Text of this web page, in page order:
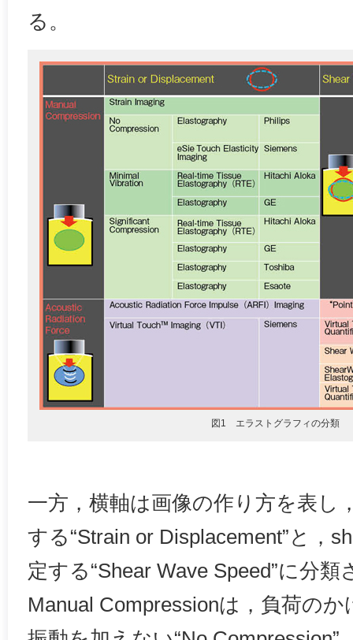
る。
図1 エラストグラフィの分類
一方，横軸は画像の作り方を表し
する“Strain or Displacement”と，
定する“Shear Wave Speed”に分類
Manual Compressionは，負荷の